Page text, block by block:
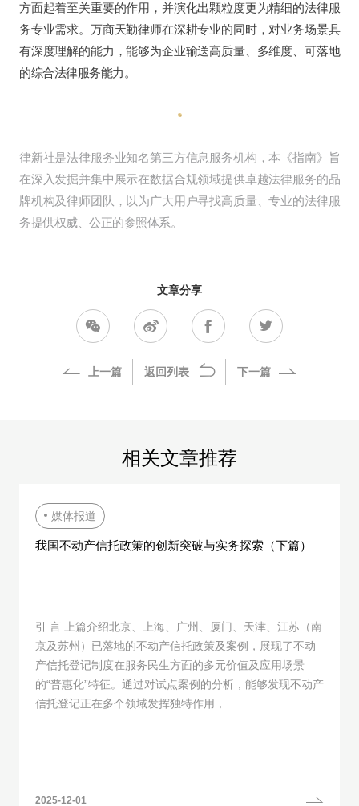
方面起着至关重要的作用，并演化出颗粒度更为精细的法律服
务专业需求。万商天勤律师在深耕专业的同时，对业务场景具
有深度理解的能力，能够为企业输送高质量、多维度、可落地
的综合法律服务能力。
律新社是法律服务业知名第三方信息服务机构，本《指南》旨
在深入发掘并集中展示在数据合规领域提供卓越法律服务的品
牌机构及律师团队，以为广大用户寻找高质量、专业的法律服
务提供权威、公正的参照体系。
文章分享
上一篇 返回列表 下一篇
相关文章推荐
媒体报道
我国不动产信托政策的创新突破与实务探索（下篇）
引 言 上篇介绍北京、上海、广州、厦门、天津、江苏（南
京及苏州）已落地的不动产信托政策及案例，展现了不动
产信托登记制度在服务民生方面的多元价值及应用场景
的“普惠化”特征。通过对试点案例的分析，能够发现不动产
信托登记正在多个领域发挥独特作用，...
2025-12-01